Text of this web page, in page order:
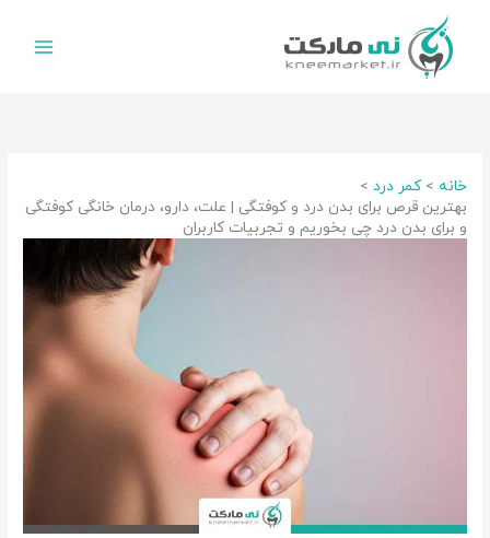
خانه
کمر درد
بهترین قرص برای بدن درد و کوفتگی | علت، دارو، درمان خانگی کوفتگی
و برای بدن درد چی بخوریم و تجربیات کاربران